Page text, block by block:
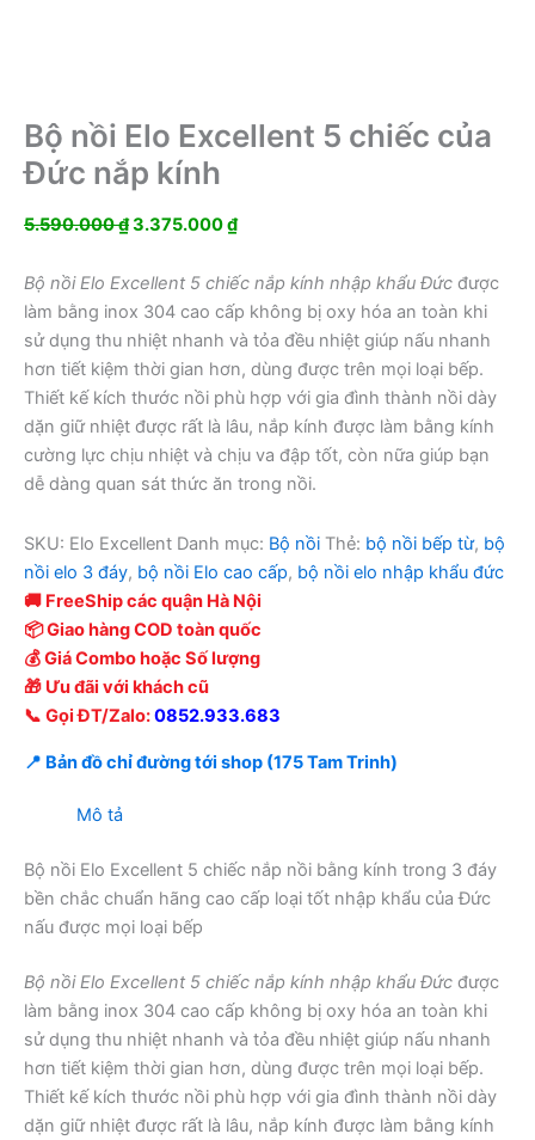
Bộ nồi Elo Excellent 5 chiếc của
Đức nắp kính
5.590.000₫Giá
là:
5.590.000 ₫.
3.375.000₫Giá
tại
là:
3.375.000 ₫.
Bộ nồi Elo Excellent 5 chiếc nắp kính nhập khẩu Đức được
làm bằng inox 304 cao cấp không bị oxy hóa an toàn khi
sử dụng thu nhiệt nhanh và tỏa đều nhiệt giúp nấu nhanh
hơn tiết kiệm thời gian hơn, dùng được trên mọi loại bếp.
Thiết kế kích thước nồi phù hợp với gia đình thành nồi dày
dặn giữ nhiệt được rất là lâu, nắp kính được làm bằng kính
cường lực chịu nhiệt và chịu va đập tốt, còn nữa giúp bạn
dễ dàng quan sát thức ăn trong nồi.
SKU: Elo Excellent Danh mục: Bộ nồi Thẻ: bộ nồi bếp từ, bộ
nồi elo 3 đáy, bộ nồi Elo cao cấp, bộ nồi elo nhập khẩu đức
🚚 FreeShip các quận Hà Nội
📦 Giao hàng COD toàn quốc
💰 Giá Combo hoặc Số lượng
🎁 Ưu đãi với khách cũ
📞 Gọi ĐT/Zalo:0852.933.683
📍 Bản đồ chỉ đường tới shop (175 Tam Trinh)
Mô tả
Bộ nồi Elo Excellent 5 chiếc nắp nồi bằng kính trong 3 đáy
bền chắc chuẩn hãng cao cấp loại tốt nhập khẩu của Đức
nấu được mọi loại bếp
Bộ nồi Elo Excellent 5 chiếc nắp kính nhập khẩu Đức được
làm bằng inox 304 cao cấp không bị oxy hóa an toàn khi
sử dụng thu nhiệt nhanh và tỏa đều nhiệt giúp nấu nhanh
hơn tiết kiệm thời gian hơn, dùng được trên mọi loại bếp.
Thiết kế kích thước nồi phù hợp với gia đình thành nồi dày
dặn giữ nhiệt được rất là lâu, nắp kính được làm bằng kính